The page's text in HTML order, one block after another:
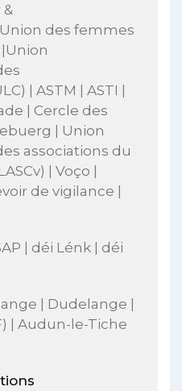
des femmes
| ASTM | ASTI |
| Cercle des
| Union
associations du
| Voço |
de vigilance |
| déi Lénk | déi
| Dudelange |
| Audun-le-Tiche